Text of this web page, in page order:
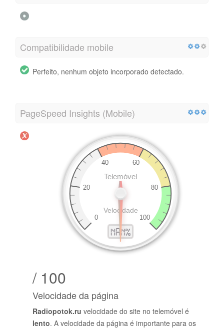
Compatibilidade mobile
Perfeito, nenhum objeto incorporado detectado.
PageSpeed Insights (Mobile)
/ 100
Velocidade da página
Radiopotok.ru velocidade do site no telemóvel é
lento. A velocidade da página é importante para os